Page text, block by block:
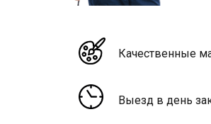
Выезд в день
Качественные